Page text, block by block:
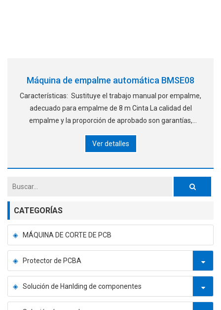
Máquina de empalme automática BMSE08
Características: Sustituye el trabajo manual por empalme,
adecuado para empalme de 8 m Cinta La calidad del
empalme y la proporción de aprobado son garantías,
a la línea de producción SMT, el borde de la línea.
Ver detalles
CATEGORÍAS
MÁQUINA DE CORTE DE PCB
Protector de PCBA
Solución de Hanlding de componentes